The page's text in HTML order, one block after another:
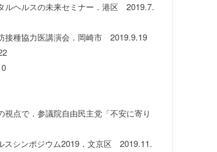
ルヘルスの未来セミナー．港区 2019.7.
接種協力医講演会．岡崎市 2019.9.19
点で．参議院自由民主党「不安に寄り
スシンポジウム2019．文京区 2019.11.